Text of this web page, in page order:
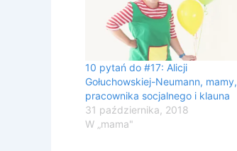
10 pytań do #17: Alicji
Gołuchowskiej-Neumann, mamy,
pracownika socjalnego i klauna
31 października, 2018
W „mama"